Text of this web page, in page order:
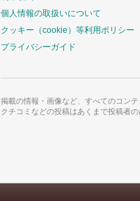
個人情報の取扱いについて
クッキー（cookie）等利用ポリシー
プライバシーガイド
掲載の情報・画像など、すべてのコン
クチコミなどの投稿はあくまで投稿者